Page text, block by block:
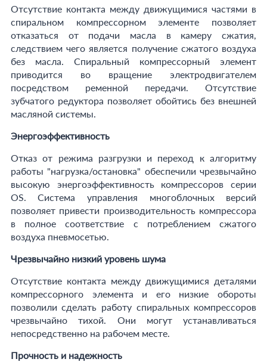
Отсутствие контакта между движущимися частями в
спиральном компрессорном элементе позволяет
отказаться от подачи масла в камеру сжатия,
следствием чего является получение сжатого воздуха
без масла. Спиральный компрессорный элемент
приводится во вращение электродвигателем
посредством ременной передачи. Отсутствие
зубчатого редуктора позволяет обойтись без внешней
масляной системы.
Энергоэффективность
Отказ от режима разгрузки и переход к алгоритму
работы "нагрузка/остановка" обеспечили чрезвычайно
высокую энергоэффективность компрессоров серии
OS. Система управления многоблочных версий
позволяет привести производительность компрессора
в полное соответствие с потреблением сжатого
воздуха пневмосетью.
Чрезвычайно низкий уровень шума
Отсутствие контакта между движущимися деталями
компрессорного элемента и его низкие обороты
позволили сделать работу спиральных компрессоров
чрезвычайно тихой. Они могут устанавливаться
непосредственно на рабочем месте.
Прочность и надежность